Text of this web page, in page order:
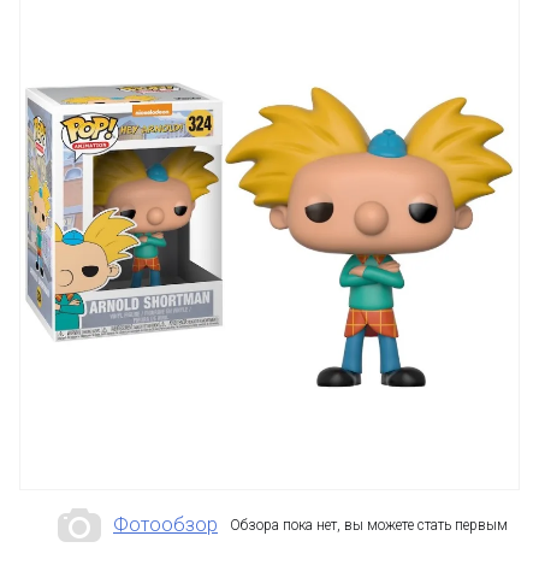
Фотообзор Обзора пока нет, вы можете стать первым